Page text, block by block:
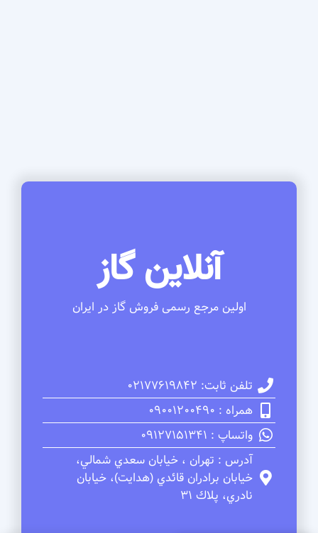
آنلاین گاز
اولین مرجع رسمی فروش گاز در ایران
تلفن ثابت: 02177619842
همراه : 09001200490
واتساپ : 09127151341
آدرس : تهران ، خيابان سعدي شمالي،
خيابان برادران قائدي (هدايت)، خيابان
نادري، پلاك 31